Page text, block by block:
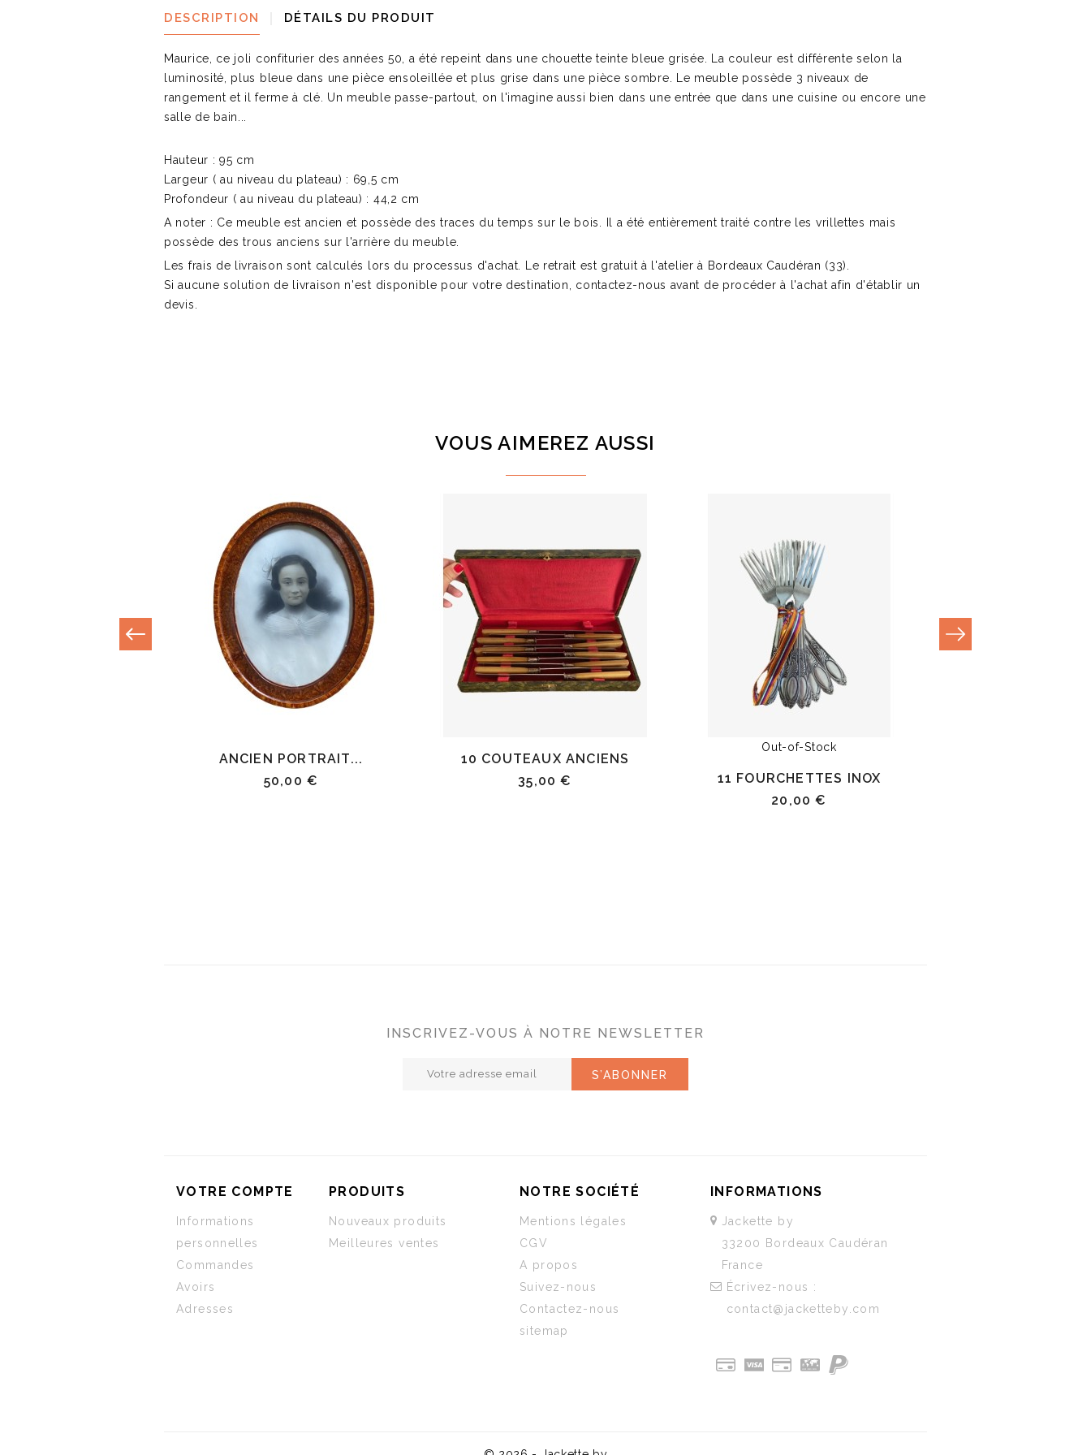
DESCRIPTION DÉTAILS DU PRODUIT
Maurice, ce joli confiturier des années 50, a été repeint dans une chouette teinte bleue grisée. La couleur est différente selon la
luminosité, plus bleue dans une pièce ensoleillée et plus grise dans une pièce sombre. Le meuble possède 3 niveaux de
rangement et il ferme à clé. Un meuble passe-partout, on l'imagine aussi bien dans une entrée que dans une cuisine ou encore une
salle de bain...
Hauteur : 95 cm
Largeur ( au niveau du plateau) : 69,5 cm
Profondeur ( au niveau du plateau) : 44,2 cm
A noter : Ce meuble est ancien et possède des traces du temps sur le bois. Il a été entièrement traité contre les vrillettes mais
possède des trous anciens sur l'arrière du meuble.
Les frais de livraison sont calculés lors du processus d'achat. Le retrait est gratuit à l'atelier à Bordeaux Caudéran (33).
Si aucune solution de livraison n'est disponible pour votre destination, contactez-nous avant de procéder à l'achat afin d'établir un
devis.
VOUS AIMEREZ AUSSI
ANCIEN PORTRAIT...
50,00 €
10 COUTEAUX ANCIENS
35,00 €
Out-of-Stock
11 FOURCHETTES INOX
20,00 €
INSCRIVEZ-VOUS À NOTRE NEWSLETTER
VOTRE COMPTE
Informations
personnelles
Commandes
Avoirs
Adresses
PRODUITS
Nouveaux produits
Meilleures ventes
NOTRE SOCIÉTÉ
Mentions légales
CGV
A propos
Suivez-nous
Contactez-nous
sitemap
INFORMATIONS
Jackette by
33200 Bordeaux Caudéran
France
Écrivez-nous :
contact@jacketteby.com